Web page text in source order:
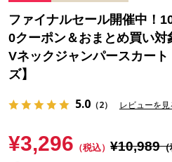
ファイナルセール開催中！
0クーポン＆おまとめ買い対
Vネックジャンパースカー
ズ】
5.0（2） レビューを見
¥3,296 （税込） ¥10,989（